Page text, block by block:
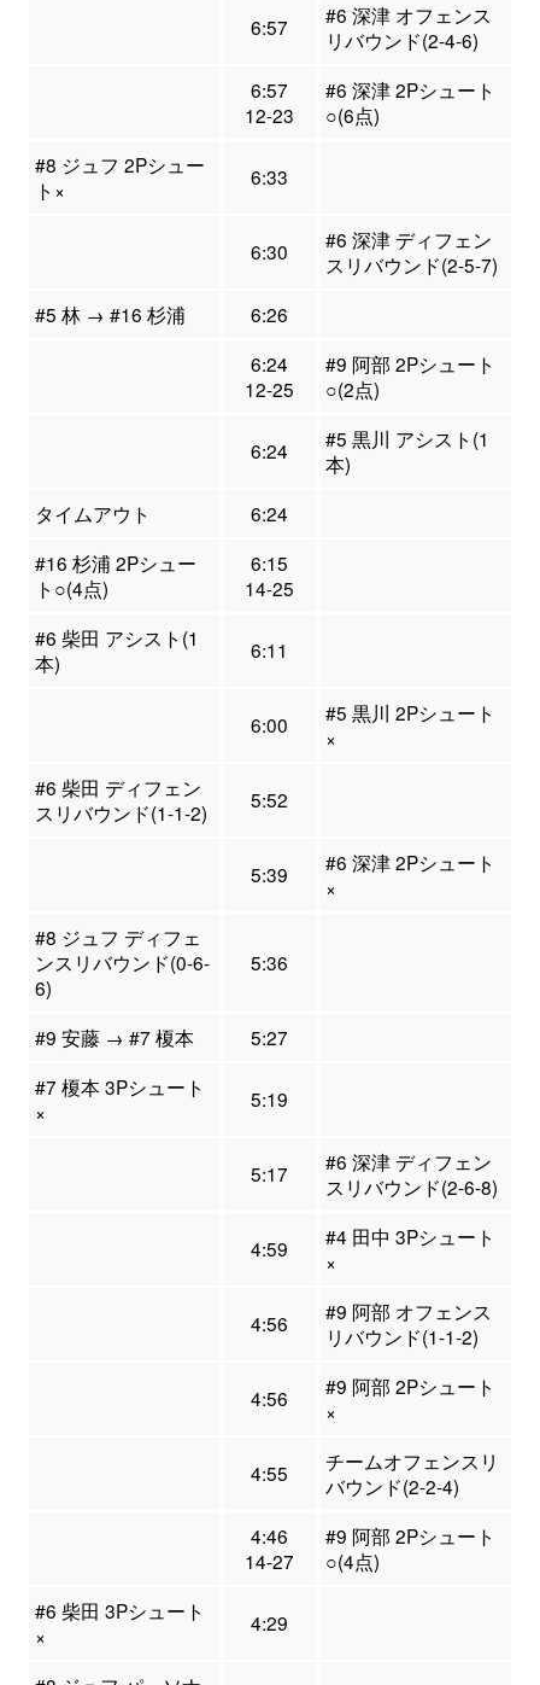
6:57
#6 深津 オフェンス
リバウンド(2-4-6)
6:57
12-23
#6 深津 2Pシュート
○(6点)
#8 ジュフ 2Pシュー
ト×
6:33
6:30
#6 深津 ディフェン
スリバウンド(2-5-7)
#5 林 → #16 杉浦
6:26
6:24
12-25
#9 阿部 2Pシュート
○(2点)
6:24
#5 黒川 アシスト(1
本)
タイムアウト
6:24
#16 杉浦 2Pシュー
ト○(4点)
6:15
14-25
#6 柴田 アシスト(1
本)
6:11
6:00
#5 黒川 2Pシュート
×
#6 柴田 ディフェン
スリバウンド(1-1-2)
5:52
5:39
#6 深津 2Pシュート
×
#8 ジュフ ディフェ
ンスリバウンド(0-6-
6)
5:36
#9 安藤 → #7 榎本
5:27
#7 榎本 3Pシュート
×
5:19
5:17
#6 深津 ディフェン
スリバウンド(2-6-8)
4:59
#4 田中 3Pシュート
×
4:56
#9 阿部 オフェンス
リバウンド(1-1-2)
4:56
#9 阿部 2Pシュート
×
4:55
チームオフェンスリ
バウンド(2-2-4)
4:46
14-27
#9 阿部 2Pシュート
○(4点)
#6 柴田 3Pシュート
×
4:29